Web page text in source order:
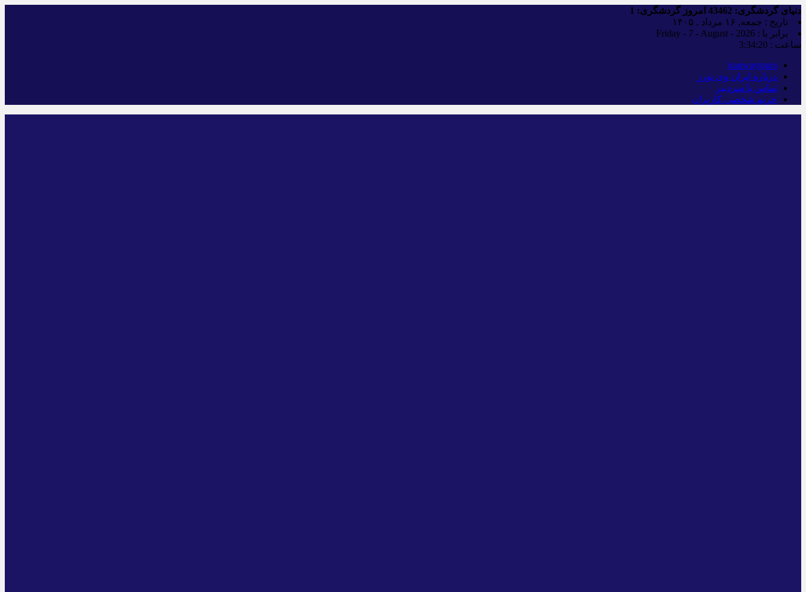
دنیای گردشگری: امروز گردشگری:
تاریخ : جمعه, ۱۶ مرداد , ۱۴۰۵
برابر با : Friday - 7 - August - 2026
ساعت : 3:34:21
iranwaytours
درباره ایران وی تورز
تماس با سردبیر
حریم شخصی کاربران